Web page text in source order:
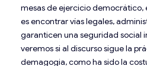
mesas de ejercicio democrático,
es encontrar vías legales,
garanticen una seguridad social
veremos si al discurso sigue la
demagogia, como ha sido la